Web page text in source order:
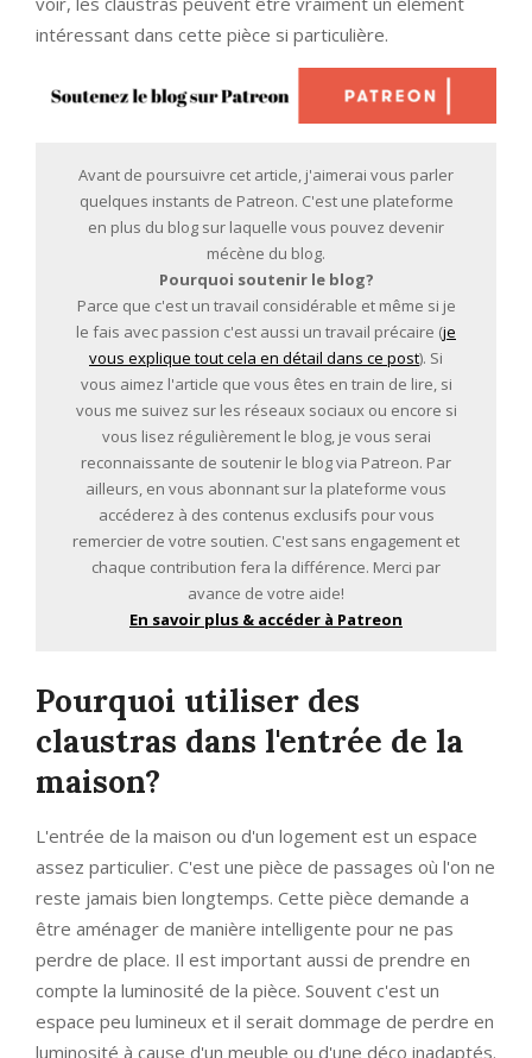
intéressant dans cette pièce si particulière.
Avant de poursuivre cet article, j'aimerai vous parler
quelques instants de Patreon. C'est une plateforme
en plus du blog sur laquelle vous pouvez devenir
mécène du blog.
Pourquoi soutenir le blog?
Parce que c'est un travail considérable et même si je
le fais avec passion c'est aussi un travail précaire (je
vous explique tout cela en détail dans ce post). Si
vous aimez l'article que vous êtes en train de lire, si
vous me suivez sur les réseaux sociaux ou encore si
vous lisez régulièrement le blog, je vous serai
reconnaissante de soutenir le blog via Patreon. Par
ailleurs, en vous abonnant sur la plateforme vous
accéderez à des contenus exclusifs pour vous
remercier de votre soutien. C'est sans engagement et
chaque contribution fera la différence. Merci par
avance de votre aide!
En savoir plus & accéder à Patreon
Pourquoi utiliser des
claustras dans l'entrée de la
maison?
L'entrée de la maison ou d'un logement est un espace
assez particulier. C'est une pièce de passages où l'on ne
reste jamais bien longtemps. Cette pièce demande a
être aménager de manière intelligente pour ne pas
perdre de place. Il est important aussi de prendre en
compte la luminosité de la pièce. Souvent c'est un
espace peu lumineux et il serait dommage de perdre en
luminosité à cause d'un meuble ou d'une déco inadaptés.